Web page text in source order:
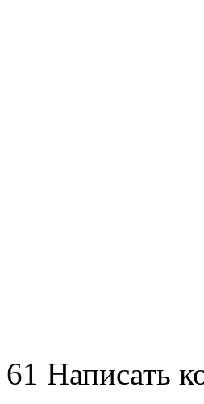
61 Написать